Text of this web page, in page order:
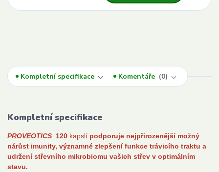
Kompletní specifikace Komentáře 0
Kompletní specifikace
PROVEOTICS 120 kapslí podporuje nejpřirozenější možný
nárůst imunity, významné zlepšení funkce trávicího traktu a
udržení střevního mikrobiomu vašich střev v optimálním
stavu.